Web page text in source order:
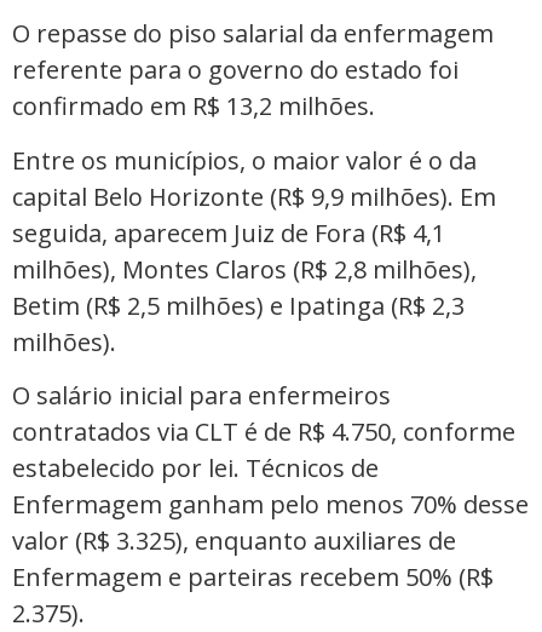
O repasse do piso salarial da enfermagem
referente para o governo do estado foi
confirmado em R$ 13,2 milhões.
Entre os municípios, o maior valor é o da
capital Belo Horizonte (R$ 9,9 milhões). Em
seguida, aparecem Juiz de Fora (R$ 4,1
milhões), Montes Claros (R$ 2,8 milhões),
Betim (R$ 2,5 milhões) e Ipatinga (R$ 2,3
milhões).
O salário inicial para enfermeiros
contratados via CLT é de R$ 4.750, conforme
estabelecido por lei. Técnicos de
Enfermagem ganham pelo menos 70% desse
valor (R$ 3.325), enquanto auxiliares de
Enfermagem e parteiras recebem 50% (R$
2.375).